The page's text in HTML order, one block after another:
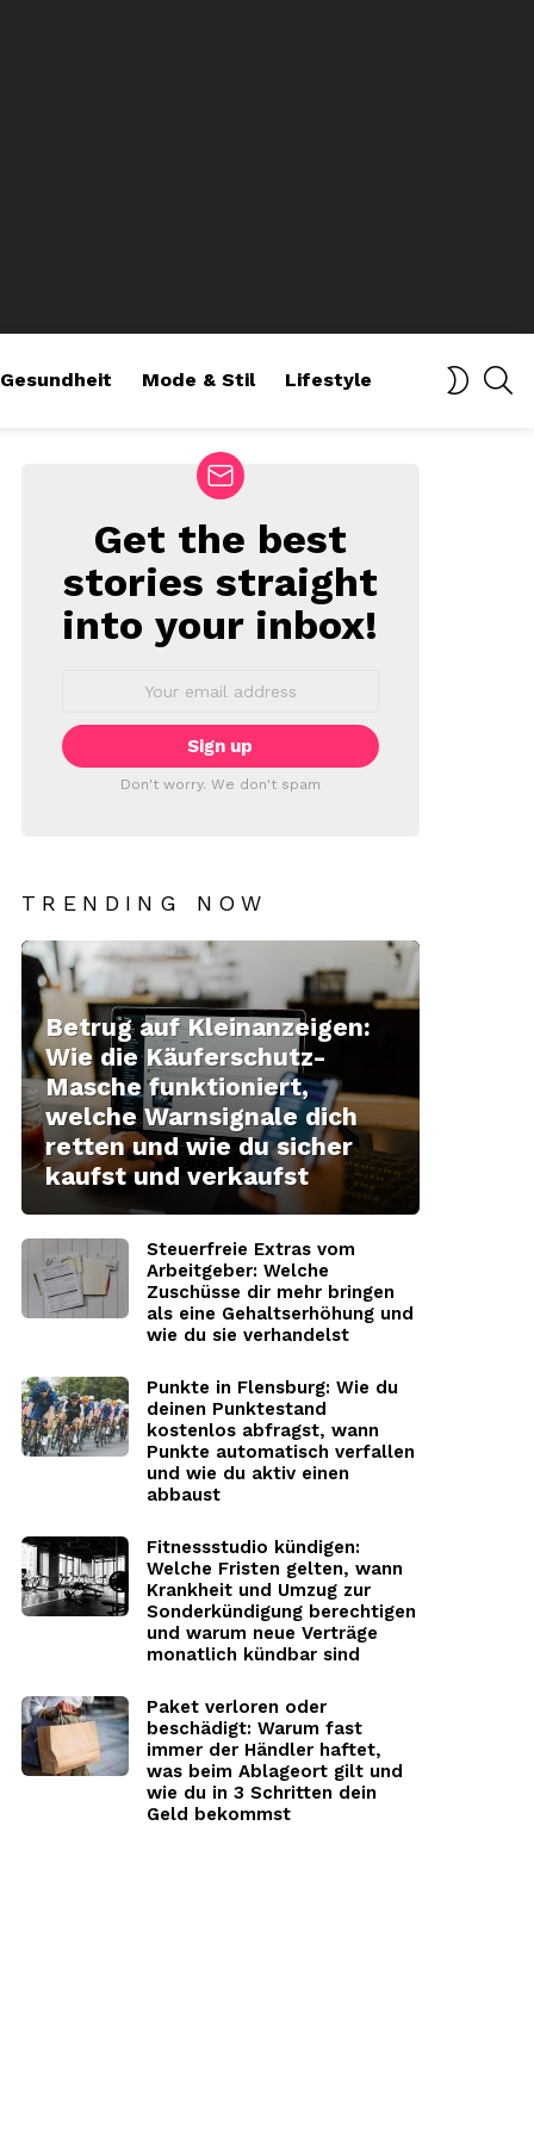
Gesundheit Mode & Stil Lifestyle
SWITCH
NEWSLETTER
Get the best
stories straight
into your inbox!
Don't worry. We don't spam
TRENDING NOW
Betrug auf Kleinanzeigen:
Wie die Käuferschutz-
Masche funktioniert,
welche Warnsignale dich
retten und wie du sicher
kaufst und verkaufst
Steuerfreie Extras vom
Arbeitgeber: Welche
Zuschüsse dir mehr bringen
als eine Gehaltserhöhung und
wie du sie verhandelst
Punkte in Flensburg: Wie du
deinen Punktestand
kostenlos abfragst, wann
Punkte automatisch verfallen
und wie du aktiv einen
abbaust
Fitnessstudio kündigen:
Welche Fristen gelten, wann
Krankheit und Umzug zur
Sonderkündigung berechtigen
und warum neue Verträge
monatlich kündbar sind
Paket verloren oder
beschädigt: Warum fast
immer der Händler haftet,
was beim Ablageort gilt und
wie du in 3 Schritten dein
Geld bekommst